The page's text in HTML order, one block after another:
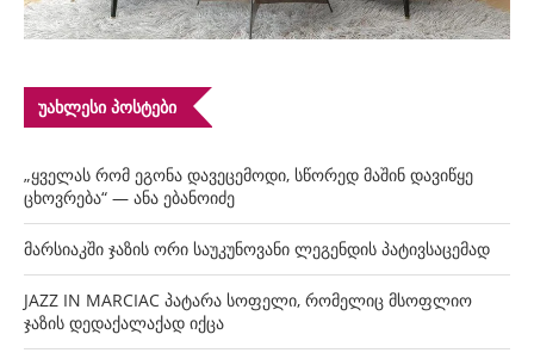
ᲣᲐᲮᲚᲔᲡᲘ ᲞᲝᲡᲢᲔᲑᲘ
„ყველას რომ ეგონა დავეცემოდი, სწორედ მაშინ დავიწყე
ცხოვრება“ — ანა ებანოიძე
მარსიაკში ჯაზის ორი საუკუნოვანი ლეგენდის პატივსაცემად
JAZZ IN MARCIAC პატარა სოფელი, რომელიც მსოფლიო
ჯაზის დედაქალაქად იქცა